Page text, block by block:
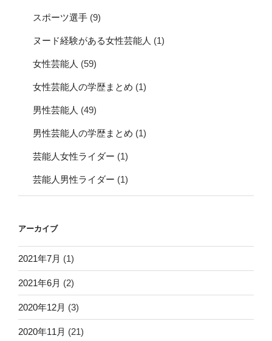
スポーツ選手 (9)
ヌード経験がある女性芸能人 (1)
女性芸能人 (59)
女性芸能人の学歴まとめ (1)
男性芸能人 (49)
男性芸能人の学歴まとめ (1)
芸能人女性ライダー (1)
芸能人男性ライダー (1)
アーカイブ
2021年7月 (1)
2021年6月 (2)
2020年12月 (3)
2020年11月 (21)